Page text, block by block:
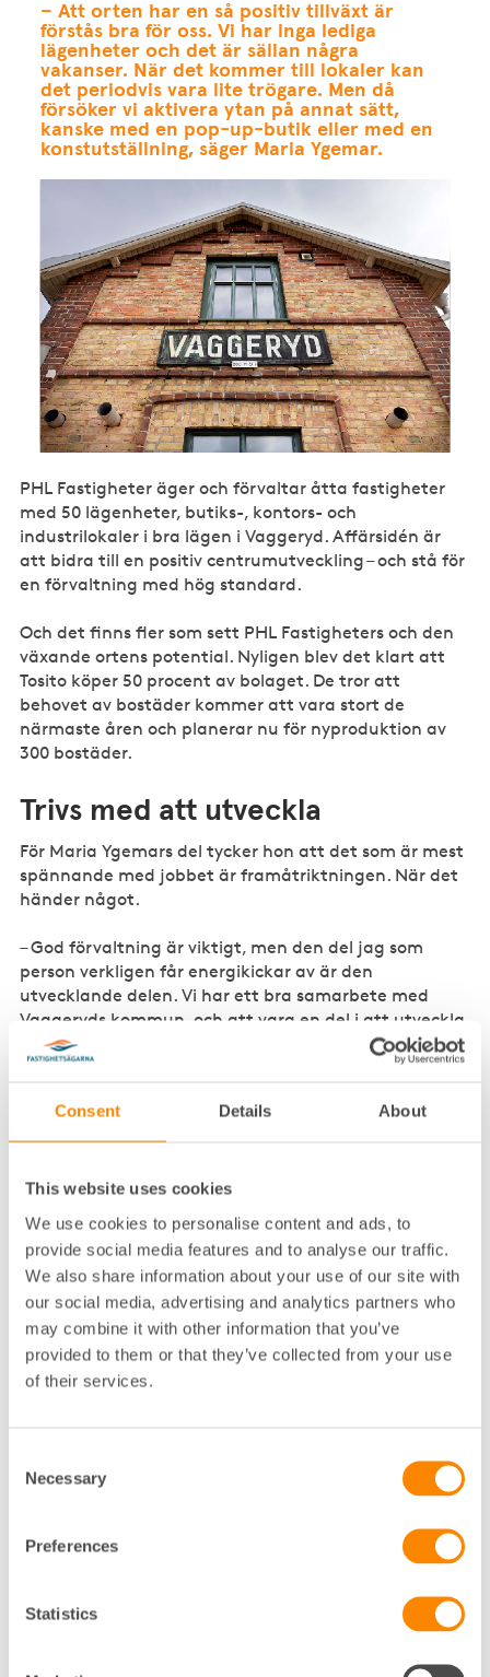
Consent Details About
This website uses cookies
We use cookies to personalise content and ads, to
provide social media features and to analyse our traffic.
We also share information about your use of our site with
our social media, advertising and analytics partners who
may combine it with other information that you’ve
provided to them or that they’ve collected from your use
of their services.
Selection
Necessary
Preferences
Statistics
– Att orten har en så positiv tillväxt är
förstås bra för oss. Vi har inga lediga
lägenheter och det är sällan några
vakanser. När det kommer till lokaler kan
det periodvis vara lite trögare. Men då
försöker vi aktivera ytan på annat sätt,
kanske med en pop-up-butik eller med en
konstutställning, säger Maria Ygemar.
PHL Fastigheter äger och förvaltar åtta fastigheter
med 50 lägenheter, butiks-, kontors- och
industrilokaler i bra lägen i Vaggeryd. Affärsidén är
att bidra till en positiv centrumutveckling – och stå för
en förvaltning med hög standard.
Och det finns fler som sett PHL Fastigheters och den
växande ortens potential. Nyligen blev det klart att
Tosito köper 50 procent av bolaget. De tror att
behovet av bostäder kommer att vara stort de
närmaste åren och planerar nu för nyproduktion av
300 bostäder.
Trivs med att utveckla
För Maria Ygemars del tycker hon att det som är mest
spännande med jobbet är framåtriktningen. När det
händer något.
– God förvaltning är viktigt, men den del jag som
person verkligen får energikickar av är den
utvecklande delen. Vi har ett bra samarbete med
Vaggeryds kommun, och att vara en del i att utveckla
centrum tillsammans med dem och andra lokala
aktörer känns alltid väldigt meningsfullt.
I flera fall har det inneburit att hon med kraft och
engagemang hjälper människor att förverkliga sin
drömde om att öppna en napolitansk pizzeria. Med
PHL och Marias hjälp kunde Darko slå upp dörrarna
till sin helt egna pizzeria.
Och visst finns en nybyggaranda här, ett
entreprenörskap som man märker av redan när man
kör in i Vaggeryd. Där står kommunens välkomnande